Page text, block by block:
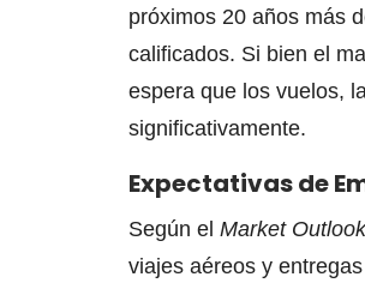
próximos 20 años más
calificados. Si bien el
espera que los vuelos,
significativamente.
Expectativas de
Según el Market Outlook
viajes aéreos y